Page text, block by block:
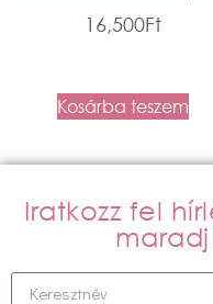
16,500Ft
Kosárba teszem
Iratkozz fel